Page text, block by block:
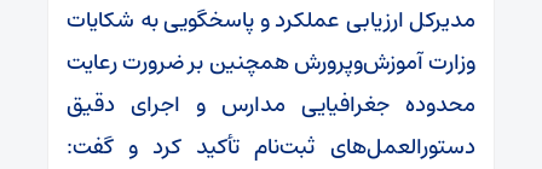
مدیرکل ارزیابی عملکرد و پاسخگویی به شکایات
وزارت آموزش‌وپرورش همچنین بر ضرورت رعایت
محدوده جغرافیایی مدارس و اجرای دقیق
دستورالعمل‌های ثبت‌نام تأکید کرد و گفت: